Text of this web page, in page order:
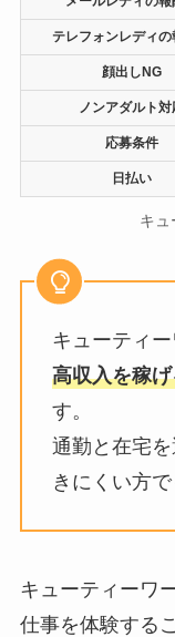
テレフォンレディの
顔出しNG
ノンアダルト対
応募条件
日払い
キュ
キューティー
高収入を稼
す。
通勤と在宅
きにくい方
キューティーワ
仕事を体験する